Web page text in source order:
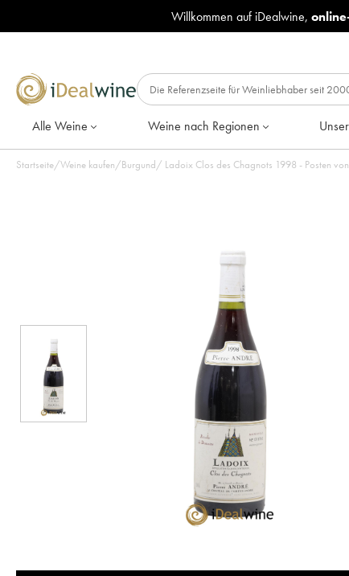
Willkommen auf iDealwine,
Alle Weine Weine nach Regionen
Startseite/Weine kaufen/Burgund/ Ladoix Clos des Chagnots 1998 - Posten